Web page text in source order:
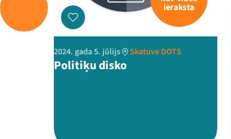
ieraksta
2024. gada 5. jūlijs Skatuve DOTS
Politiķu disko